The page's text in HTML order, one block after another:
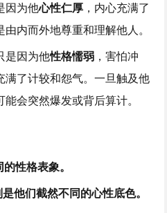
因为他心性仁厚 ，内心充满了
内而外地尊重和理解他人。
是因为他性格懦弱 ，害怕冲
满了计较和怨气。一旦触及他
会突然爆发或背后算计。
性格表象。
他们截然不同的心性底色。